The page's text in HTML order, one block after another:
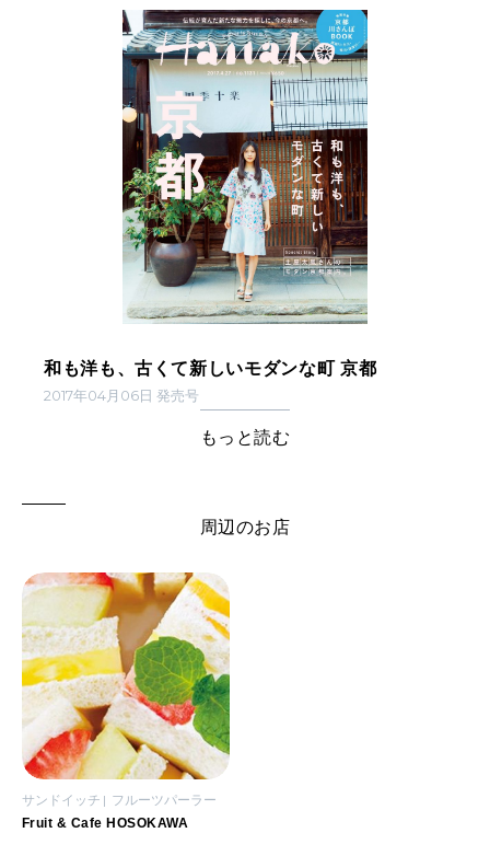
和も洋も、古くて新しいモダンな町 京都
2017年04月06日 発売号
もっと読む
周辺のお店
サンドイッチ フルーツパーラー
Fruit & Cafe HOSOKAWA